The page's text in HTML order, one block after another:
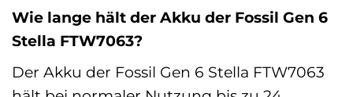
Wie lange hält der Akku der Fossil Gen 6
Stella FTW7063?
Der Akku der Fossil Gen 6 Stella FTW7063